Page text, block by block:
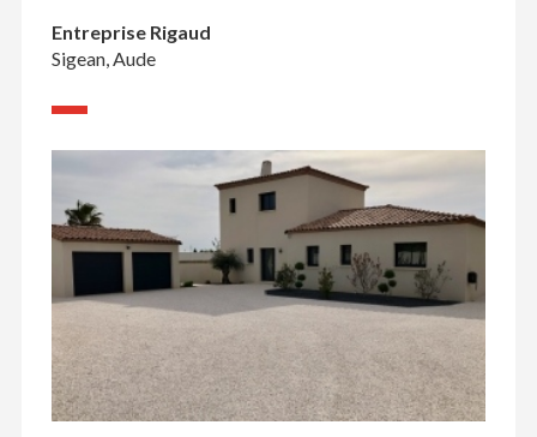
Entreprise Rigaud
Sigean, Aude